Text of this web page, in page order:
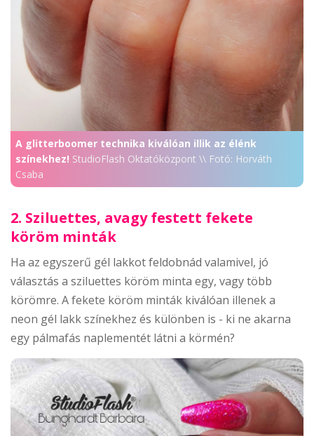
A glitterboomer technika kiválóan illik az élénk
színekhez! StudioFlash Oktatóközpont \\ Fotó: Horváth
Csaba
2. Sziluettes, avagy festett fekete
köröm minták
Ha az egyszerű gél lakkot feldobnád valamivel, jó
választás a sziluettes köröm minta egy, vagy több
körömre. A fekete köröm minták kiválóan illenek a
neon gél lakk színekhez és különben is - ki ne akarna
egy pálmafás naplementét látni a körmén?